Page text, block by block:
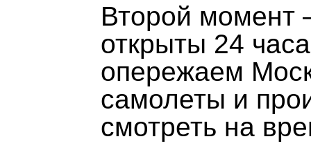
Второй момент
открыты 24
опережаем
самолеты и
смотреть на